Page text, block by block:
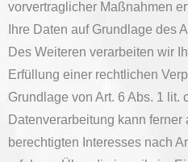
vorvertraglicher Maßnahmen
Ihre Daten auf Grundlage des
Des Weiteren verarbeiten wir
Erfüllung einer rechtlichen
Grundlage von Art. 6 Abs. 1 lit.
Datenverarbeitung kann
berechtigten Interesses nach